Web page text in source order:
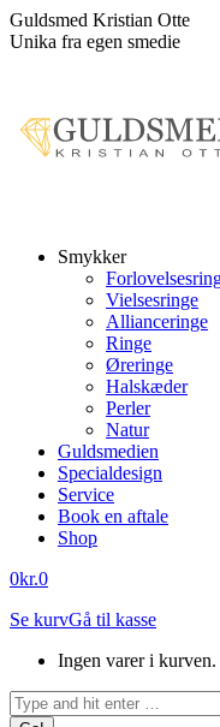
Skip
to
Guldsmed Kristian Otte
Unika fra egen smedie
Smykker
Vielsesringe
Allianceringe
Ringe
Øreringe
Halskæder
Perler
Natur
Guldsmedien
Specialdesign
Service
Book en aftale
Shop
0kr.0
Se kurvGå til kasse
Ingen varer i kurven.
Search: